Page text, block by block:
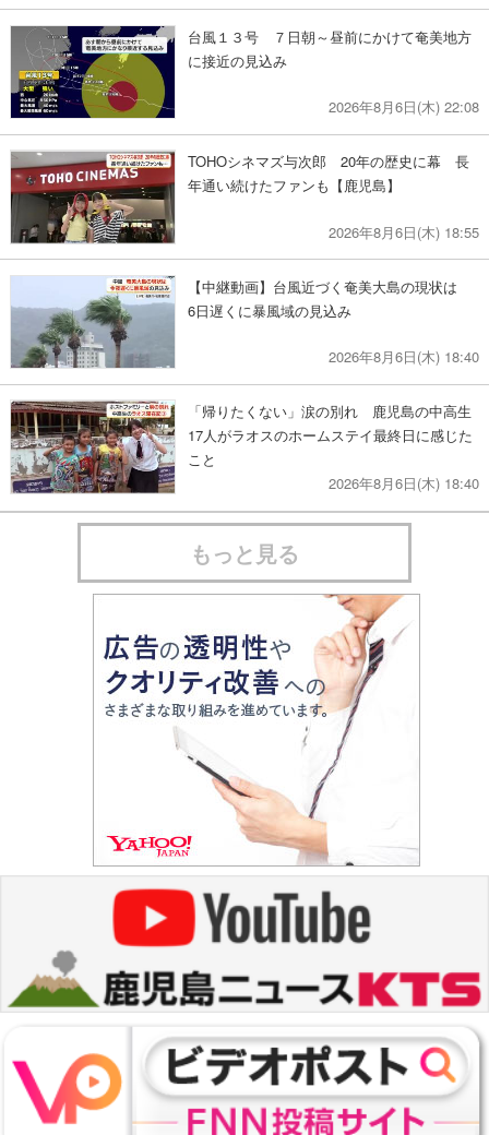
台風１３号 ７日朝～昼前にかけて奄美地方
に接近の見込み
2026年8月6日(木) 22:08
TOHOシネマズ与次郎 20年の歴史に幕 長
年通い続けたファンも【鹿児島】
2026年8月6日(木) 18:55
【中継動画】台風近づく奄美大島の現状は
6日遅くに暴風域の見込み
2026年8月6日(木) 18:40
「帰りたくない」涙の別れ 鹿児島の中高生
17人がラオスのホームステイ最終日に感じた
こと
2026年8月6日(木) 18:40
もっと見る